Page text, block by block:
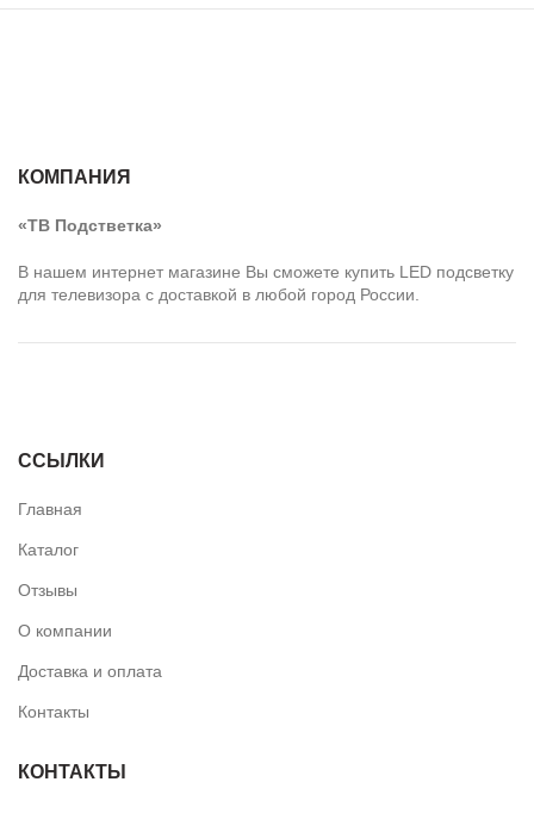
КОМПАНИЯ
«ТВ Подстветка»
В нашем интернет магазине Вы сможете купить LED подсветку
для телевизора с доставкой в любой город России.
ССЫЛКИ
Главная
Каталог
Отзывы
О компании
Доставка и оплата
Контакты
КОНТАКТЫ